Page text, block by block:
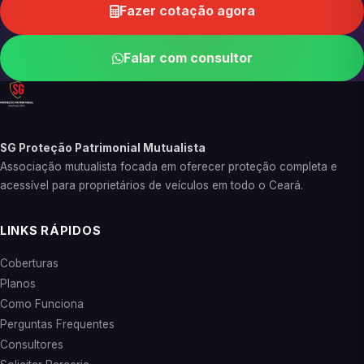
Fazer cotação agora
Falar com consultor
SG Proteção Patrimonial Mutualista
Associação mutualista focada em oferecer proteção completa e
acessível para proprietários de veículos em todo o Ceará.
LINKS RÁPIDOS
Coberturas
Planos
Como Funciona
Perguntas Frequentes
Consultores